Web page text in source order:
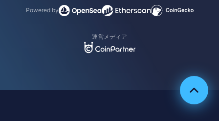
Powered by
運営メディア